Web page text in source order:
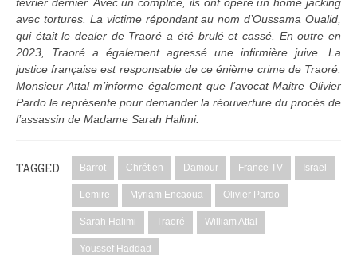
avec tortures. La victime répondant au nom d’Oussama Oualid,
qui était le dealer de Traoré a été brulé et cassé. En outre en
2023, Traoré a également agressé une infirmière juive. La
justice française est responsable de ce énième crime de Traoré.
Monsieur Attal m’informe également que l’avocat Maitre Olivier
Pardo le représente pour demander la réouverture du procès de
l’assassin de Madame Sarah Halimi.
TAGGED Barrot Chrétien Damour France TV Israël
Lemire Myriam Encaoua Olivier Pardo
Sarah Halimi Traoré William Attal
Youssef Haddad